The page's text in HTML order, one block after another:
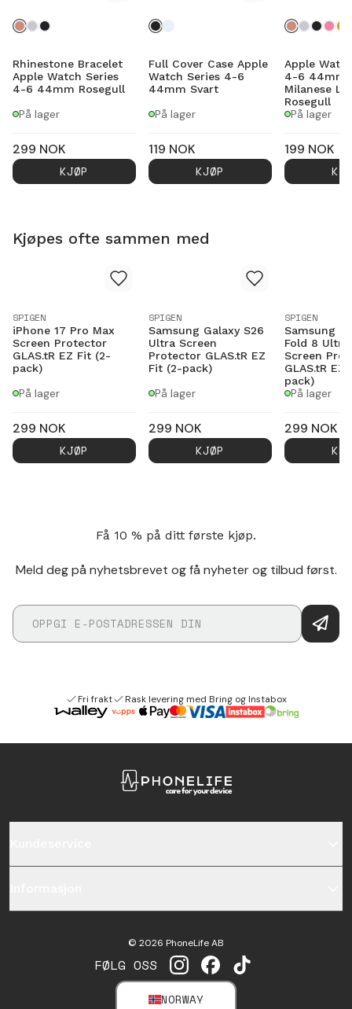
Rhinestone Bracelet
Apple Watch Series
4-6 44mm Rosegull
På lager
299 NOK
KJØP
Full Cover Case Apple
Watch Series 4-6
44mm Svart
På lager
119 NOK
KJØP
Apple
4-6 44mm
Milanese
Rosegull
På lager
199 NOK
Kjøpes ofte sammen med
SPIGEN
iPhone 17 Pro Max
Screen Protector
GLAS.tR EZ Fit (2-
pack)
På lager
299 NOK
KJØP
SPIGEN
Samsung Galaxy S26
Ultra Screen
Protector GLAS.tR EZ
Fit (2-pack)
På lager
299 NOK
KJØP
SPIGEN
Samsung
Fold 8 Ultra
Screen
GLAS.tR EZ
pack)
På lager
299 NOK
Få 10 % på ditt første kjøp.
Meld deg på nyhetsbrevet og få nyheter og tilbud først.
Fri frakt Rask levering med Bring og Instabox
FØLG OSS INSTAGRAM
FACEBOOKTIKTOK
NORWAY
© 2026 PhoneLife AB